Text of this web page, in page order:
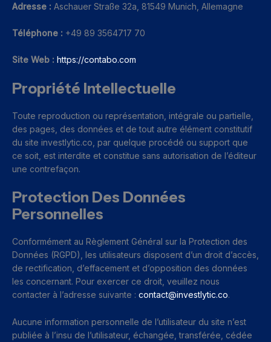
Adresse : Aschauer Straße 32a, 81549 Munich, Allemagne
Téléphone : +49 89 3564717 70
Site Web : https://contabo.com
Propriété Intellectuelle
Toute reproduction ou représentation, intégrale ou partielle,
des pages, des données et de tout autre élément constitutif
du site investlytic.co, par quelque procédé ou support que
ce soit, est interdite et constitue sans autorisation de l’éditeur
une contrefaçon.
Protection Des Données
Personnelles
Conformément au Règlement Général sur la Protection des
Données (RGPD), les utilisateurs disposent d’un droit d’accès,
de rectification, d’effacement et d’opposition des données
les concernant. Pour exercer ce droit, veuillez nous
contacter à l’adresse suivante : contact@investlytic.co.
Aucune information personnelle de l’utilisateur du site n’est
publiée à l’insu de l’utilisateur, échangée, transférée, cédée